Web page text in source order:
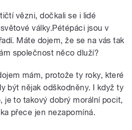
vězni, dočkali se i lidé
války.Pétépáci jsou v
Máte dojem, že se na vás tak
společnost něco dluží?
mám, protože ty roky, které
být nějak odškodněny. I když ty
je to takový dobrý morální pocit,
přece jen nezapomíná.